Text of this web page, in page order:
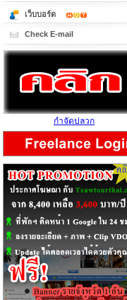
เว็บบอร์ด
Check E-mail
กำจัดปลวก